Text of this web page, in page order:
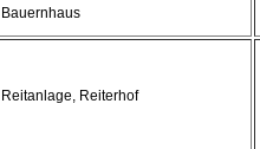
Bauernhaus
Reitanlage, Reiterhof